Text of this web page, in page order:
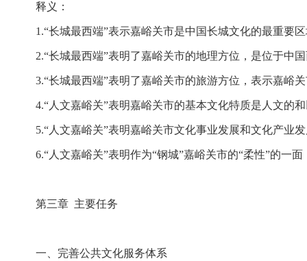
释义：
1.“长城最西端”表示嘉峪关市是中国长城文化的最重要
2.“长城最西端”表明了嘉峪关市的地理方位，是位于中
3.“长城最西端”表明了嘉峪关市的旅游方位，表示嘉峪
4.“ 人文嘉峪关”表明嘉峪关市的基本文化特质是人文的
5.“ 人文嘉峪关”表明嘉峪关市文化事业发展和文化产业
6.“ 人文嘉峪关”表明作为“钢城”嘉峪关市的“柔性”的一面
第三章 主要任务
一、完善公共文化服务体系